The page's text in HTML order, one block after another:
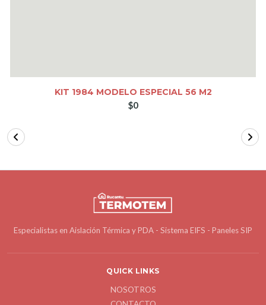
KIT 1984 MODELO ESPECIAL 56 M2
$0
Especialistas en Aislación Térmica y PDA - Sistema EIFS - Paneles SIP
QUICK LINKS
NOSOTROS